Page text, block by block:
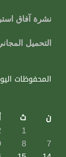
نشرة آفاق
التحميل
المحفوظات
ن ث
1
7
8